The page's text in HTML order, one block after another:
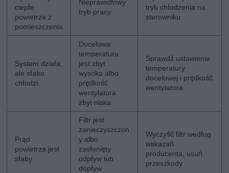
ciepłe
powietrze z
pomieszczenia
Nieprawidłowy
tryb pracy
tryb chłodzenia na
sterowniku
System działa,
ale słabo
chłodzi
Docelowa
temperatura
jest zbyt
wysoka albo
prędkość
wentylatora
zbyt niska
Sprawdź ustawienie
temperatury
docelowej i prędkość
wentylatora
Prąd
powietrza jest
słaby
Filtr jest
zanieczyszczon
y albo
zasłonięty
odpływ lub
dopływ
Wyczyść filtr według
wskazań
producenta, usuń
przeszkody